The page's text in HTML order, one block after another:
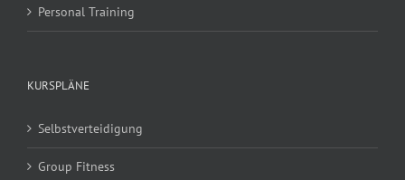
Personal Training
KURSPLÄNE
Selbstverteidigung
Group Fitness